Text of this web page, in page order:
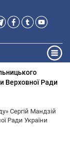
Верховної Ради
Сергій Мандзій
Ради України